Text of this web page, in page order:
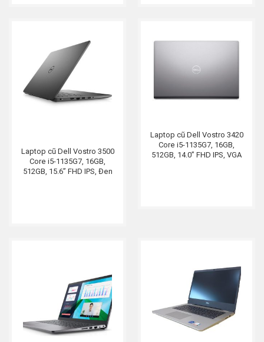
Laptop cũ Dell Vostro 3500
Core i5-1135G7, 16GB,
512GB, 15.6” FHD IPS, Đen
Laptop cũ Dell Vostro 3420
Core i5-1135G7, 16GB,
512GB, 14.0” FHD IPS, VGA